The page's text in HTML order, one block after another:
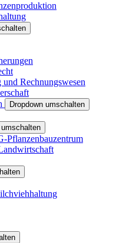
Rechnungswesen
Dropdown umschalten
umschalten
Pflanzenbauzentrum